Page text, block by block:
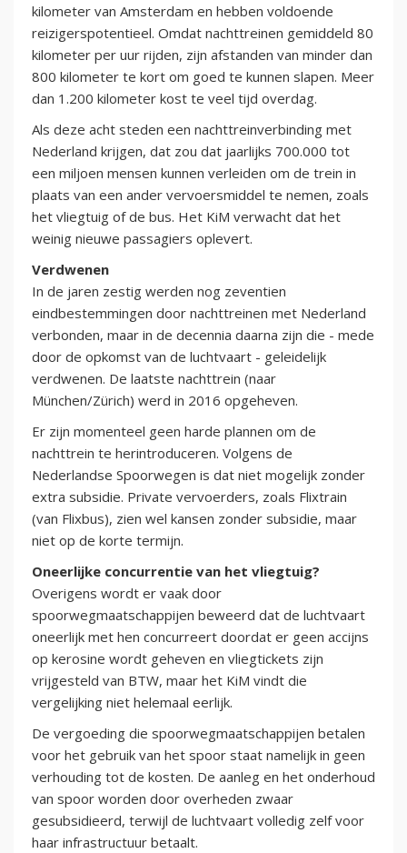
kilometer van Amsterdam en hebben voldoende
reizigerspotentieel. Omdat nachttreinen gemiddeld 80
kilometer per uur rijden, zijn afstanden van minder dan
800 kilometer te kort om goed te kunnen slapen. Meer
dan 1.200 kilometer kost te veel tijd overdag.
Als deze acht steden een nachttreinverbinding met
Nederland krijgen, dat zou dat jaarlijks 700.000 tot
een miljoen mensen kunnen verleiden om de trein in
plaats van een ander vervoersmiddel te nemen, zoals
het vliegtuig of de bus. Het KiM verwacht dat het
weinig nieuwe passagiers oplevert.
Verdwenen
In de jaren zestig werden nog zeventien
eindbestemmingen door nachttreinen met Nederland
verbonden, maar in de decennia daarna zijn die - mede
door de opkomst van de luchtvaart - geleidelijk
verdwenen. De laatste nachttrein (naar
München/Zürich) werd in 2016 opgeheven.
Er zijn momenteel geen harde plannen om de
nachttrein te herintroduceren. Volgens de
Nederlandse Spoorwegen is dat niet mogelijk zonder
extra subsidie. Private vervoerders, zoals Flixtrain
(van Flixbus), zien wel kansen zonder subsidie, maar
niet op de korte termijn.
Oneerlijke concurrentie van het vliegtuig?
Overigens wordt er vaak door
spoorwegmaatschappijen beweerd dat de luchtvaart
oneerlijk met hen concurreert doordat er geen accijns
op kerosine wordt geheven en vliegtickets zijn
vrijgesteld van BTW, maar het KiM vindt die
vergelijking niet helemaal eerlijk.
De vergoeding die spoorwegmaatschappijen betalen
voor het gebruik van het spoor staat namelijk in geen
verhouding tot de kosten. De aanleg en het onderhoud
van spoor worden door overheden zwaar
gesubsidieerd, terwijl de luchtvaart volledig zelf voor
haar infrastructuur betaalt.